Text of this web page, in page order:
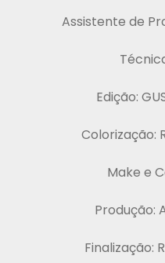
Assistente de
Edição:
Colorização:
Make e
Produção:
Finalização: